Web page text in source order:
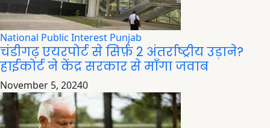
National Public Interest Punjab
चंडीगढ़ एयरपोर्ट से सिर्फ़ 2 अंतर्राष्ट्रीय उड़ाने?
हाईकोर्ट ने केंद्र सरकार से माँगा जवाब
November 5, 20240